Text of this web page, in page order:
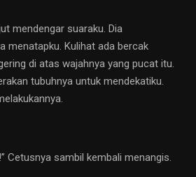
mendengar suaraku. Dia
menatapku. Kulihat ada bercak
di atas wajahnya yang pucat itu.
tubuhnya untuk mendekatiku.
Cetusnya sambil kembali menangis.